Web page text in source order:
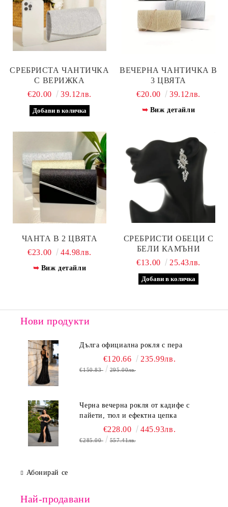
СРЕБРИСТА ЧАНТИЧКА
С ВЕРИЖКА
€20.00
39.12лв.
ВЕЧЕРНА ЧАНТИЧКА В
3 ЦВЯТА
€20.00
39.12лв.
Виж детайли
ЧАНТА В 2 ЦВЯТА
€23.00
44.98лв.
Виж детайли
СРЕБРИСТИ ОБЕЦИ С
БЕЛИ КАМЪНИ
€13.00
25.43лв.
Нови продукти
Дълга официална рокля с пера
€120.66 235.99лв.
€150.83 295.00лв.
Черна вечерна рокля от кадифе с
пайети, тюл и ефектна цепка
€228.00 445.93лв.
€285.00 557.41лв.
Абонирай се
Най-продавани